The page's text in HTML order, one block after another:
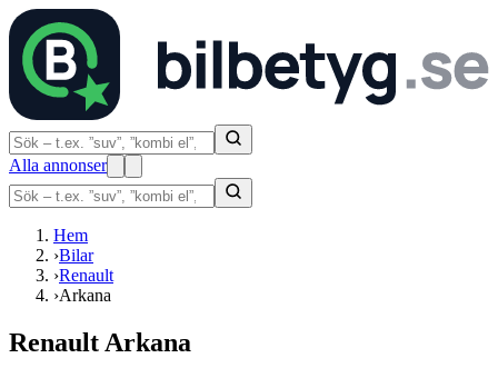
Alla annonser
Hem
›Bilar
›Renault
›Arkana
Renault Arkana